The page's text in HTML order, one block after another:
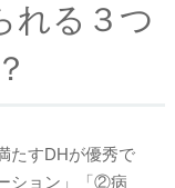
れる３つ
たすDHが優秀で
ション」「②病